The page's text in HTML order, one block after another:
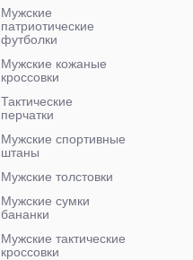
Мужские
патриотические
футболки
Мужские кожаные
кроссовки
Тактические
перчатки
Мужские спортивные
штаны
Мужские толстовки
Мужские сумки
бананки
Мужские тактические
кроссовки